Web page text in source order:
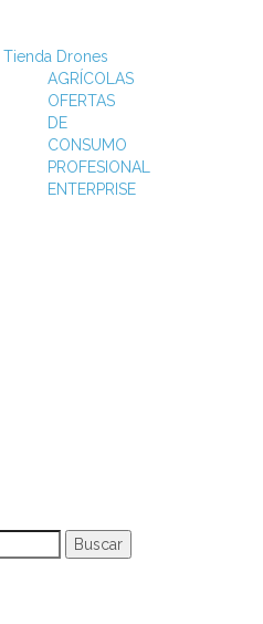
Tienda Drones
AGRÍCOLAS
OFERTAS
DE
CONSUMO
PROFESIONAL
ENTERPRISE